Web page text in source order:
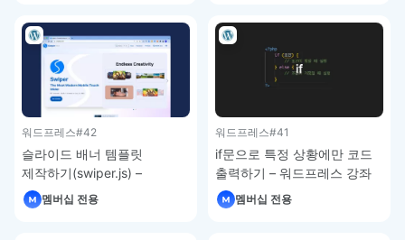
워드프레스#42
슬라이드 배너 템플릿
제작하기(swiper.js) –
워드프레스 강좌
멤버십 전용
워드프레스#41
if문으로 특정 상황에만 코드
출력하기 – 워드프레스 강좌
멤버십 전용